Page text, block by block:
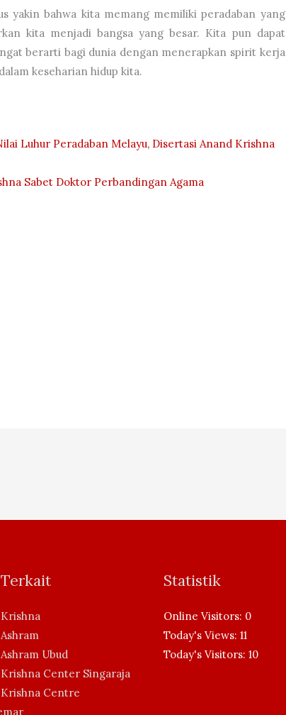
yakin bahwa kita memang memiliki peradaban yang
kita menjadi bangsa yang besar. Kita pun dapat
berarti bagi dunia dengan menerapkan spirit kerja
keseharian hidup kita.
Luhur Peradaban Melayu, Disertasi Anand Krishna
Sabet Doktor Perbandingan Agama
Ubud
Center Singaraja
Centre
Statistik
Online Visitors: 0
Today's Views: 11
Today's Visitors: 10